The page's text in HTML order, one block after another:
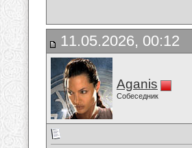
11.05.2026, 00:12
Aganis
Собеседник